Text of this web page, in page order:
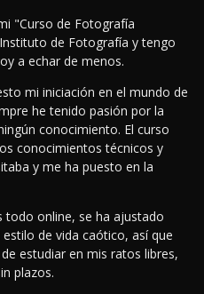
"Curso de Fotografía
de Fotografía y tengo
a echar de menos.
mi iniciación en el mundo de
he tenido pasión por la
conocimiento. El curso
conocimientos técnicos y
y me ha puesto en la
todo online, se ha ajustado
de vida caótico, así que
estudiar en mis ratos libres,
plazos.